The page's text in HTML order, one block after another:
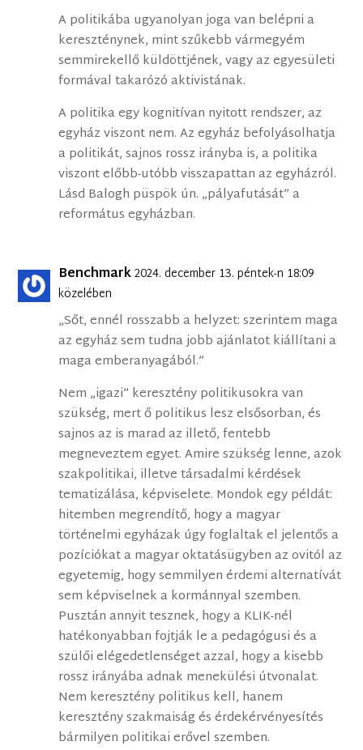
A politikába ugyanolyan joga van belépni a
kereszténynek, mint szűkebb vármegyém
semmirekellő küldöttjének, vagy az egyesületi
formával takarózó aktivistának.
A politika egy kognitívan nyitott rendszer, az
egyház viszont nem. Az egyház befolyásolhatja
a politikát, sajnos rossz irányba is, a politika
viszont előbb-utóbb visszapattan az egyházról.
Lásd Balogh püspök ún. „pályafutását” a
református egyházban.
Benchmark2024. december 13. péntek-n 18:09
közelében
„Sőt, ennél rosszabb a helyzet: szerintem maga
az egyház sem tudna jobb ajánlatot kiállítani a
maga emberanyagából.”
Nem „igazi” keresztény politikusokra van
szükség, mert ő politikus lesz elsősorban, és
sajnos az is marad az illető, fentebb
megneveztem egyet. Amire szükség lenne, azok
szakpolitikai, illetve társadalmi kérdések
tematizálása, képviselete. Mondok egy példát:
hitemben megrendítő, hogy a magyar
történelmi egyházak úgy foglaltak el jelentős a
pozíciókat a magyar oktatásügyben az ovitól az
egyetemig, hogy semmilyen érdemi alternatívát
sem képviselnek a kormánnyal szemben.
Pusztán annyit tesznek, hogy a KLIK-nél
hatékonyabban fojtják le a pedagógusi és a
szülői elégedetlenséget azzal, hogy a kisebb
rossz irányába adnak menekülési útvonalat.
Nem keresztény politikus kell, hanem
keresztény szakmaiság és érdekérvényesítés
bármilyen politikai erővel szemben.